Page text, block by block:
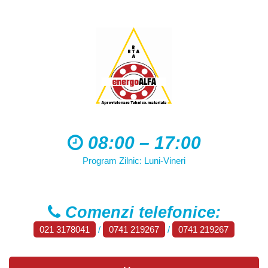
08:00 – 17:00
Program Zilnic: Luni-Vineri
Comenzi telefonice:
021 3178041 / 0741 219267 / 0741 219267